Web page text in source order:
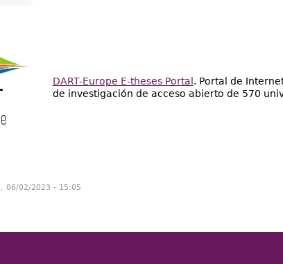
DART-Europe E-theses Portal . Portal de
de investigación de acceso abierto de 570
06/02/2023 - 15:05